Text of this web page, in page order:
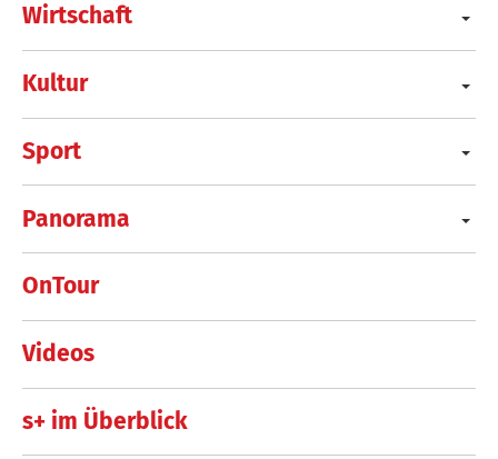
Wirtschaft
Kultur
Sport
Panorama
OnTour
Videos
s+ im Überblick